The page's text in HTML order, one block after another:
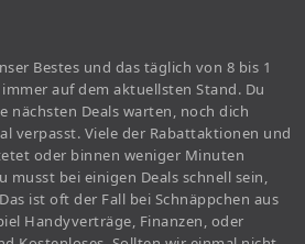
Bestes und das täglich von 8 bis 1
auf dem aktuellsten Stand. Du
nächsten Deals warten, noch dich
verpasst. Viele der Rabattaktionen und
oder binnen weniger Minuten
musst bei einigen Deals schnell sein,
ist oft der Fall bei Schnäppchen aus
Handyverträge, Finanzen, oder